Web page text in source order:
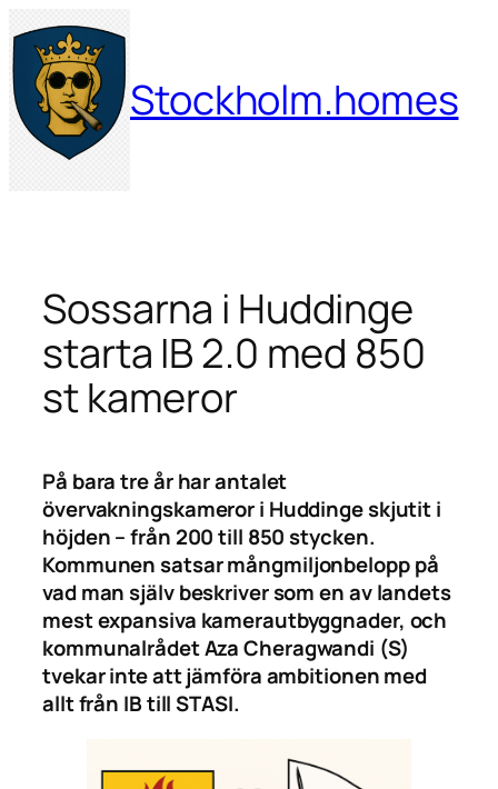
Hoppa
till
innehåll
Stockholm.homes
Sossarna i Huddinge
starta IB 2.0 med 850
st kameror
På bara tre år har antalet
övervakningskameror i Huddinge skjutit i
höjden – från 200 till 850 stycken.
Kommunen satsar mångmiljonbelopp på
vad man själv beskriver som en av landets
mest expansiva kamerautbyggnader, och
kommunalrådet Aza Cheragwandi (S)
tvekar inte att jämföra ambitionen med
allt från IB till STASI.